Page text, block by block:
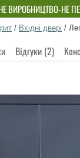
ВИРОБНИЦТВО-НЕ
/ Вхідні двері /
Відгуки (2)